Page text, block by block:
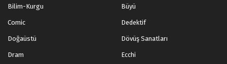
Bilim-Kurgu Büyü
Comic Dedektif
Doğaüstü Dövüş Sanatları
Dram Ecchi